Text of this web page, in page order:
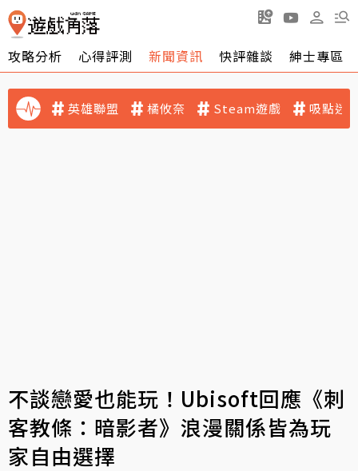
攻略分析 心得評測 新聞資訊 快評雜談 紳士專區
英雄聯盟 橘攸奈 Steam遊戲 吸點迷
不談戀愛也能玩！Ubisoft回應《刺
客教條：暗影者》浪漫關係皆為玩
家自由選擇